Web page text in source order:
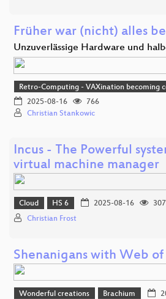
Früher war (nicht) alles
Unzuverlässige Hardware und
Retro-Computing - VAXination becoming
2025-08-16
766
Christian Stankowic
Incus - The Powerful
virtual machine manager
Cloud HS 6 2025-08-16
307
Christian Frost
Shenanigans with Web of
Wonderful creations Brachium